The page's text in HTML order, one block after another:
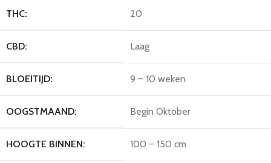
THC: 20
CBD: Laag
BLOEITIJD: 9 – 10 weken
OOGSTMAAND: Begin Oktober
HOOGTE BINNEN: 100 – 150 cm